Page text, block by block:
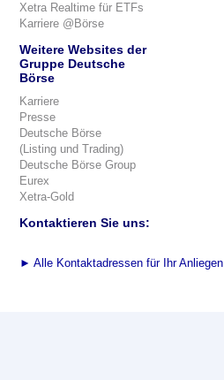
Xetra Realtime für ETFs
Karriere @Börse
Weitere Websites der
Gruppe Deutsche
Börse
Karriere
Presse
Deutsche Börse
(Listing und Trading)
Deutsche Börse Group
Eurex
Xetra-Gold
Kontaktieren Sie uns:
► Alle Kontaktadressen für Ihr Anliegen